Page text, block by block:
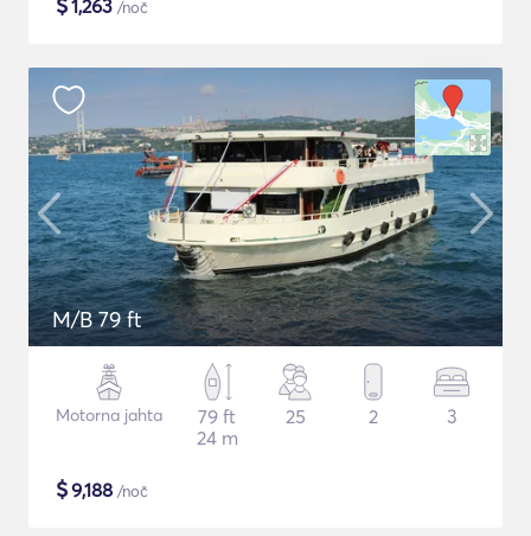
1,263 /noč
M/B 79 ft
Motorna jahta
79 ft
24 m
25 2 3
$9,188 /noč